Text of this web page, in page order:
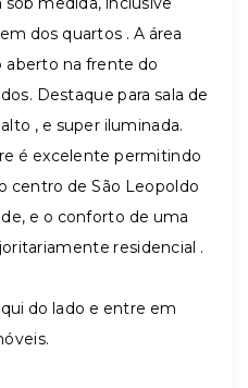
dos quartos . A área
aberto na frente do
Destaque para sala de
, e super iluminada.
é excelente permitindo
centro de São Leopoldo
e o conforto de uma
residencial .
do lado e entre em